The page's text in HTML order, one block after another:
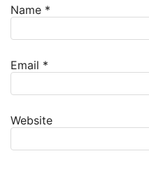
Name *
Email *
Website